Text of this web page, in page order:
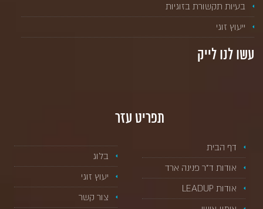
בעיות תקשורת בזוגיות
ייעוץ זוגי
עשו לנו לייק
תפריט עזר
דף הבית
אודות ד”ר פנינה ארד
אודות LEADUP
בלוג
יעוץ זוגי
צור קשר